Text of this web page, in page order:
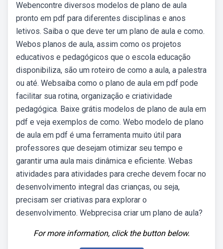
Webencontre diversos modelos de plano de aula
pronto em pdf para diferentes disciplinas e anos
letivos. Saiba o que deve ter um plano de aula e como.
Webos planos de aula, assim como os projetos
educativos e pedagógicos que o escola educação
disponibiliza, são um roteiro de como a aula, a palestra
ou até. Websaiba como o plano de aula em pdf pode
facilitar sua rotina, organização e criatividade
pedagógica. Baixe grátis modelos de plano de aula em
pdf e veja exemplos de como. Webo modelo de plano
de aula em pdf é uma ferramenta muito útil para
professores que desejam otimizar seu tempo e
garantir uma aula mais dinâmica e eficiente. Webas
atividades para atividades para creche devem focar no
desenvolvimento integral das crianças, ou seja,
precisam ser criativas para explorar o
desenvolvimento. Webprecisa criar um plano de aula?
For more information, click the button below.